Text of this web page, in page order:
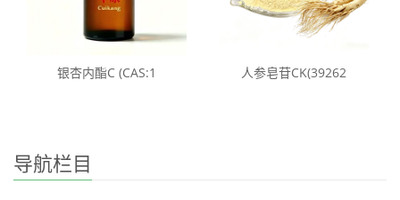
银杏内酯C (CAS:1 人参皂苷CK(39262
导航栏目